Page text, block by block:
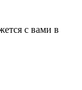
с вами в